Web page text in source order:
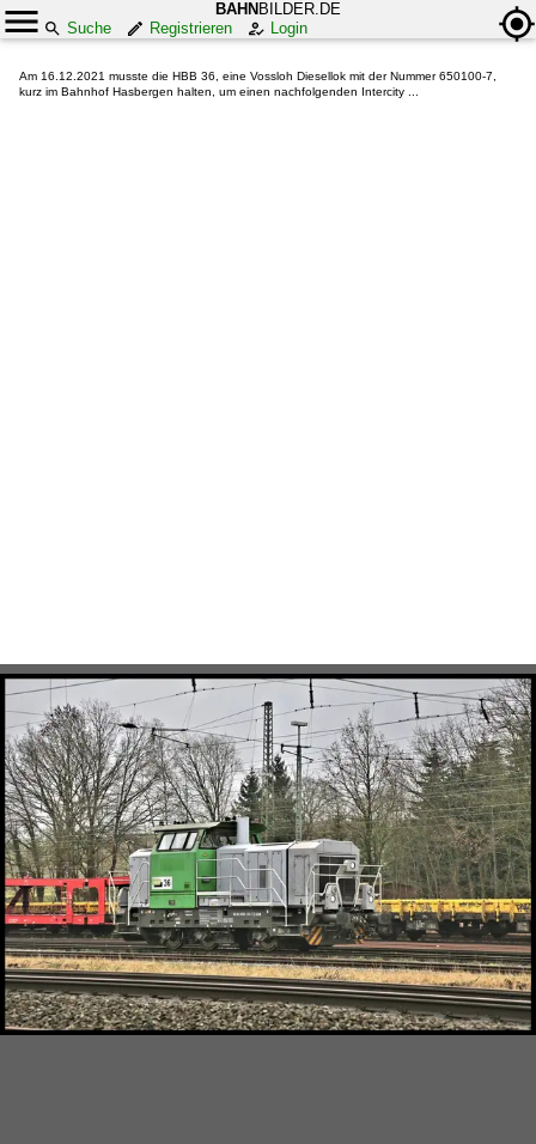
BAHN BILDER.DE
Suche
Registrieren Login
Am 16.12.2021 musste die HBB 36, eine Vossloh Diesellok mit der Nummer 650100-7,
kurz im Bahnhof Hasbergen halten, um einen nachfolgenden Intercity ...